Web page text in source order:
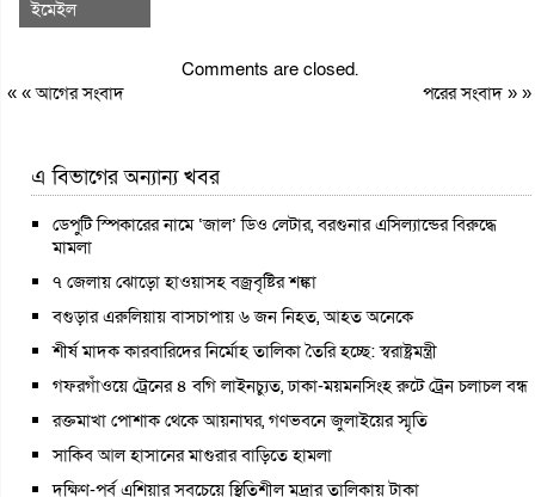
ইমেইল
Comments are closed.
« «আগের সংবাদ পরের সংবাদ» »
এ বিভাগের অন্যান্য খবর
ডেপুটি স্পিকারের নামে ‘জাল’ ডিও লেটার, বরগুনার এসিল্যান্ডের বিরুদ্ধে
মামলা
৭ জেলায় ঝোড়ো হাওয়াসহ বজ্রবৃষ্টির শঙ্কা
বগুড়ার এরুলিয়ায় বাসচাপায় ৬ জন নিহত, আহত অনেকে
শীর্ষ মাদক কারবারিদের নির্মোহ তালিকা তৈরি হচ্ছে: স্বরাষ্ট্রমন্ত্রী
গফরগাঁওয়ে ট্রেনের ৪ বগি লাইনচ্যুত, ঢাকা-ময়মনসিংহ রুটে ট্রেন চলাচল বন্ধ
রক্তমাখা পোশাক থেকে আয়নাঘর, গণভবনে জুলাইয়ের স্মৃতি
সাকিব আল হাসানের মাগুরার বাড়িতে হামলা
দক্ষিণ-পূর্ব এশিয়ার সবচেয়ে স্থিতিশীল মুদ্রার তালিকায় টাকা